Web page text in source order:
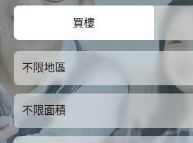
買樓
不限地區
不限面積